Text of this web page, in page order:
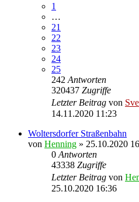
1
…
21
22
23
24
25
242 Antworten
320437 Zugriffe
Letzter Beitrag von
14.11.2020 11:23
Woltersdorfer Straßenbahn
von Henning » 25.10.2020
0 Antworten
43338 Zugriffe
Letzter Beitrag von
25.10.2020 16:36